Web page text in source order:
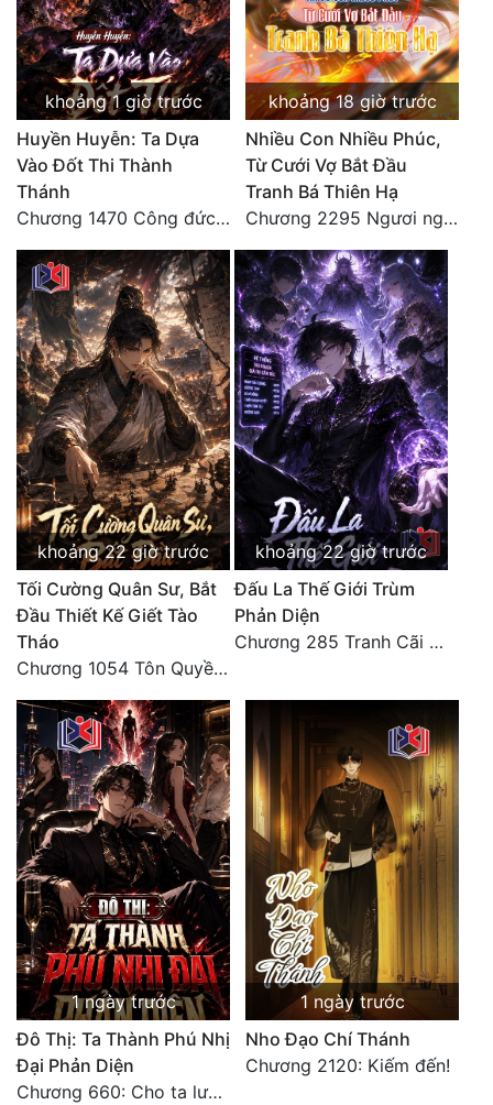
khoảng 1 giờ trước
Huyền Huyễn: Ta Dựa
Vào Đốt Thi Thành
Thánh
Chương 1470 Công đức phi thăng
khoảng 18 giờ trước
Nhiều Con Nhiều Phúc,
Từ Cưới Vợ Bắt Đầu
Tranh Bá Thiên Hạ
Chương 2295 Ngươi nghĩ chuyện Đại Viêm tiên triều làm có thể giấu được thiên hạ sao?
khoảng 22 giờ trước
Tối Cường Quân Sư, Bắt
Đầu Thiết Kế Giết Tào
Tháo
Chương 1054 Tôn Quyền mưu nghịch, bí văn kinh thiên (2/2)
khoảng 22 giờ trước
Đấu La Thế Giới Trùm
Phản Diện
Chương 285 Tranh Cãi Giữa Sư Đồ
1 ngày trước
Đô Thị: Ta Thành Phú Nhị
Đại Phản Diện
Chương 660: Cho ta lưu lại
1 ngày trước
Nho Đạo Chí Thánh
Chương 2120: Kiếm đến!